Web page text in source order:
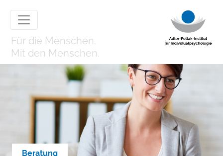
Für die Menschen.
Mit den Menschen.
Beratung